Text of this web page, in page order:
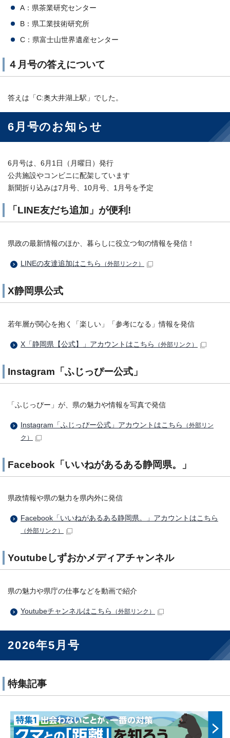
A：県茶業研究センター
B：県工業技術研究所
C：県富士山世界遺産センター
４月号の答えについて
答えは「C:奥大井湖上駅」でした。
6月号のお知らせ
6月号は、6月1日（月曜日）発行
公共施設やコンビニに配架しています
新聞折り込みは7月号、10月号、1月号を予定
「LINE友だち追加」が便利!
県政の最新情報のほか、暮らしに役立つ旬の情報を発信！
LINEの友達追加はこちら （外部リンク）
X静岡県公式
若年層が関心を抱く「楽しい」「参考になる」情報を発信
X「静岡県【公式】」アカウントはこちら （外部リンク）
Instagram「ふじっぴー公式」
「ふじっぴー」が、県の魅力や情報を写真で発信
Instagram「ふじっぴー公式」アカウントはこちら
（外部リン
ク）
Facebook「いいねがあるある静岡県。」
県政情報や県の魅力を県内外に発信
Facebook「いいねがあるある静岡県。」アカウントはこちら
（外部リンク）
Youtubeしずおかメディアチャンネル
県の魅力や県庁の仕事などを動画で紹介
Youtubeチャンネルはこちら （外部リンク）
2026年5月号
特集記事